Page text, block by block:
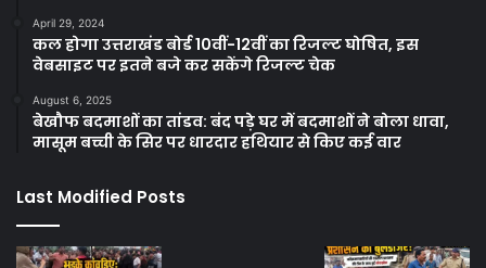
April 29, 2024
कल होगा उत्तराखंड बोर्ड 10वीं-12वीं का रिजल्ट घोषित, इस
वेबसाइट पर इतने बजे कर सकेंगे रिजल्ट चेक
August 6, 2025
बेखौफ बदमाशों का तांडव: बंद पड़े घर में बदमाशों ने बोला धावा,
मासूम बच्ची के सिर पर धारदार हथियार से किए कई वार
Last Modified Posts